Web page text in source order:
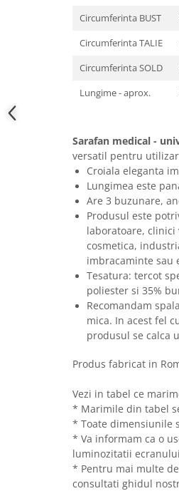
Circumferinta BUST
Circumferinta TALIE
Circumferinta SOLD
Lungime - aprox.
Sarafan medical -
versatil pentru
Croiala eleganta
Lungimea este
Are 3 buzunare,
Produsul este
laboratoare,
cosmetica,
imbracaminte sau
Tesatura: tercot
poliester si 35%
Recomandam
mica. In acest fel
produsul se calca
Produs fabricat in
Vezi in tabel ce
* Marimile din tabel
* Toate dimensiunile
* Va informam ca o
luminozitatii
* Pentru mai multe
consultati ghidul